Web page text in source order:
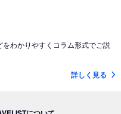
レーシア)
レドニア)
わかりやすくコラム形式でご説
詳しく見る